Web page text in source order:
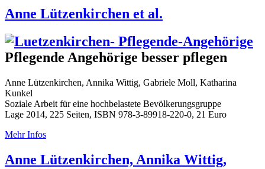
Anne Lützenkirchen et al.
Pflegende Angehörige besser pflegen
Anne Lützenkirchen, Annika Wittig, Gabriele Moll, Katharina
Kunkel
Soziale Arbeit für eine hochbelastete Bevölkerungsgruppe
Lage 2014, 225 Seiten, ISBN 978-3-89918-220-0, 21 Euro
Mehr Infos
Anne Lützenkirchen, Annika Wittig,